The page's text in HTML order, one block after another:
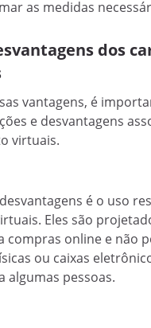
as medidas
dos
vantagens, é
e desvantagens
virtuais.
é o uso
Eles são
compras online e não
ou caixas
algumas pessoas.